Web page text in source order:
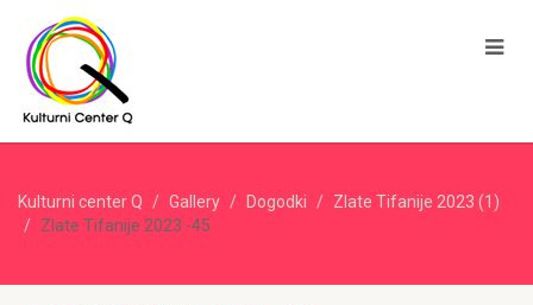
Kulturni center Q Gallery Dogodki
Zlate Tifanije 2023 (1)
Zlate Tifanije 2023 -45